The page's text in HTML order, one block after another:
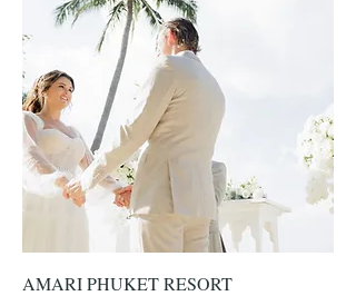
AMARI PHUKET RESORT